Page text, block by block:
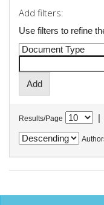
Add filters:
Use filters to refine
Results/Page |